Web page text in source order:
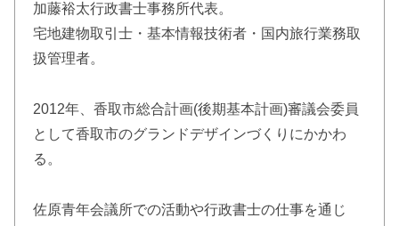
加藤裕太行政書士事務所代表。
宅地建物取引士・基本情報技術者・国内旅行業務取
扱管理者。
2012年、香取市総合計画(後期基本計画)審議会委員
として香取市のグランドデザインづくりにかかわ
る。
佐原青年会議所での活動や行政書士の仕事を通じ